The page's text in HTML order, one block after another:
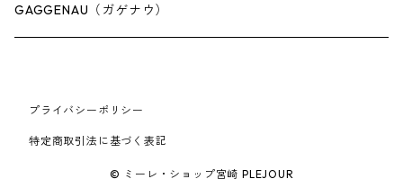
キッチン
その他
GAGGENAU（ガゲナウ）
プライバシーポリシー
特定商取引法に基づく表記
© ミーレ・ショップ宮崎 PLEJOUR